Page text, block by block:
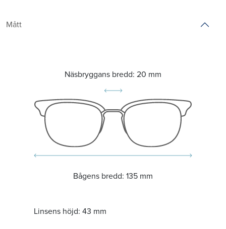
Mått
Näsbryggans bredd: 20 mm
Bågens bredd: 135 mm
Linsens höjd: 43 mm